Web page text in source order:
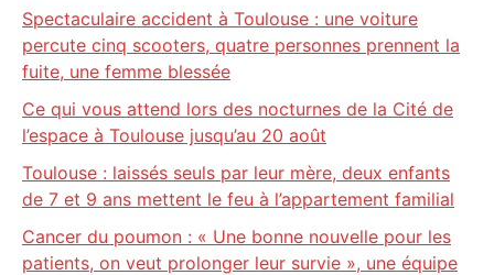
Spectaculaire accident à Toulouse : une voiture
percute cinq scooters, quatre personnes prennent la
fuite, une femme blessée
Ce qui vous attend lors des nocturnes de la Cité de
l’espace à Toulouse jusqu’au 20 août
Toulouse : laissés seuls par leur mère, deux enfants
de 7 et 9 ans mettent le feu à l’appartement familial
Cancer du poumon : « Une bonne nouvelle pour les
patients, on veut prolonger leur survie », une équipe